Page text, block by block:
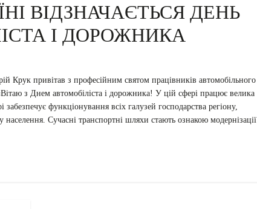
ВІДЗНАЧАЄТЬСЯ ДЕНЬ
І ДОРОЖНИКА
Крук привітав з професійним святом працівників автомобільного
з Днем автомобіліста і дорожника! У цій сфері працює велика
забезпечує функціонування всіх галузей господарства регіону,
населення. Сучасні транспортні шляхи стають ознакою модернізації